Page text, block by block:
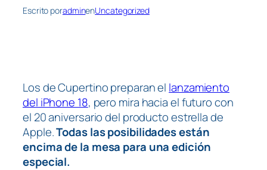
Escrito poradminenUncategorized
Los de Cupertino preparan el lanzamiento
del iPhone 18, pero mira hacia el futuro con
el 20 aniversario del producto estrella de
Apple.Todas las posibilidades están
encima de la mesa para una edición
especial.